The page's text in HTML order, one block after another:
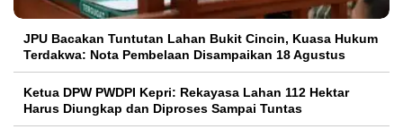
JPU Bacakan Tuntutan Lahan Bukit Cincin, Kuasa Hukum
Terdakwa: Nota Pembelaan Disampaikan 18 Agustus
Ketua DPW PWDPI Kepri: Rekayasa Lahan 112 Hektar
Harus Diungkap dan Diproses Sampai Tuntas